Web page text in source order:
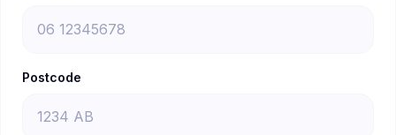
Postcode